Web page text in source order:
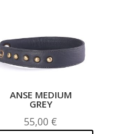
ANSE MEDIUM
GREY
55,00 €